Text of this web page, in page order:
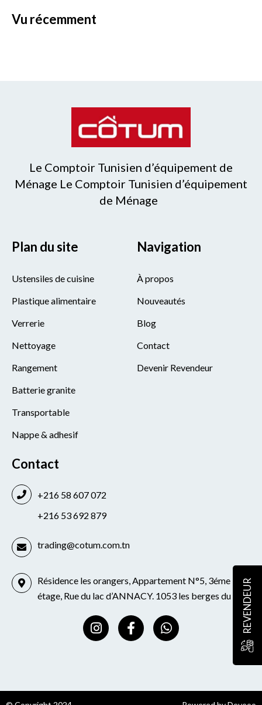
vu récemment
Le Comptoir Tunisien d’équipement de
Ménage Le Comptoir Tunisien d’équipement
de Ménage
Plan du site
Ustensiles de cuisine
Plastique alimentaire
Verrerie
Nettoyage
Rangement
Batterie granite
Transportable
Nappe & adhesif
Navigation
À propos
Nouveautés
Blog
Contact
Devenir Revendeur
Contact
+216 58 607 072
+216 53 692 879
trading@cotum.com.tn
Résidence les orangers, Appartement N°5, 3éme
étage, Rue du lac d’ANNACY. 1053 les berges du lac
I
n
s
F
a
c
W
h
a
REVENDEUR